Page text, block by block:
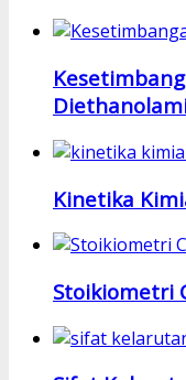
Kinetika
Stoikiometri